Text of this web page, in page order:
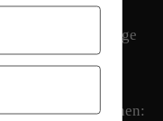
wie
Industriespionage
Daten. Ein
wie
sein können: